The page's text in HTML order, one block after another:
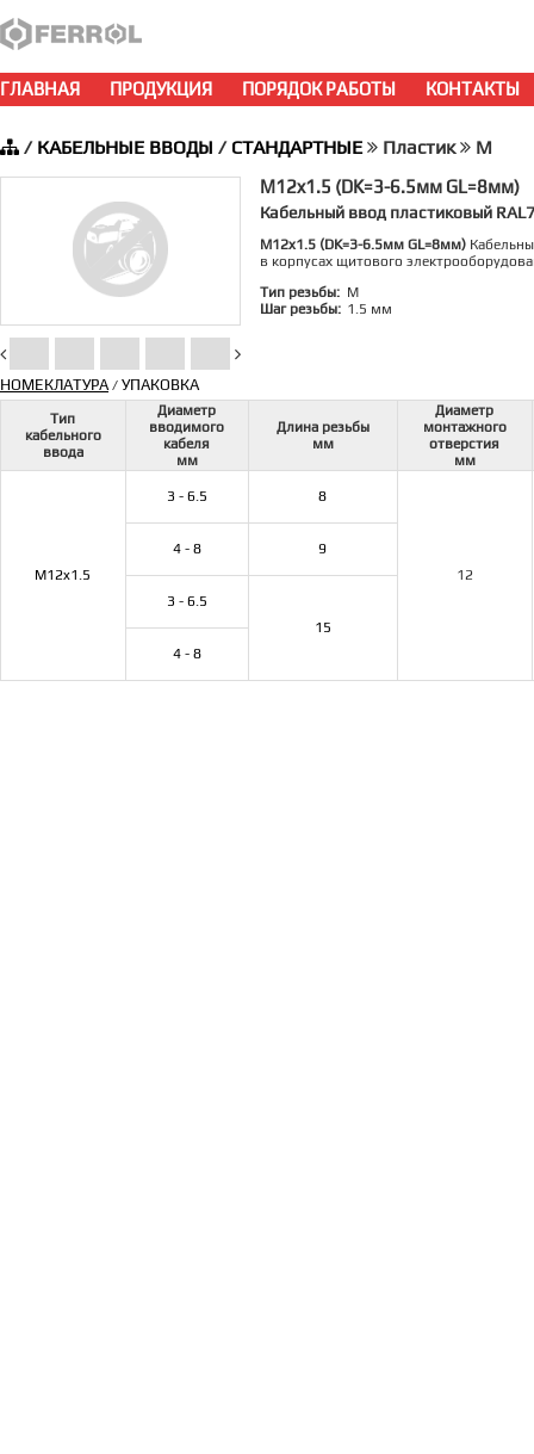
ГЛАВНАЯ ПРОДУКЦИЯ ПОРЯДОК РАБОТЫ КОНТАКТЫ
/ КАБЕЛЬНЫЕ ВВОДЫ / СТАНДАРТНЫЕ Пластик M
M12x1.5 (DK=3-6.5мм GL=8мм)
Кабельный ввод пластиковый
M12x1.5 (DK=3-6.5мм GL=8мм)
в корпусах щитового
Тип резьбы: M
Шаг резьбы: 1.5 мм
НОМЕКЛАТУРА/ УПАКОВКА
Тип
кабельного
ввода
Диаметр
вводимого
кабеля
мм
Длина резьбы
мм
Диаметр
монтажного
отверстия
мм
M12x1.5
3 - 6.5 8
12
4 - 8 9
3 - 6.5
15
4 - 8